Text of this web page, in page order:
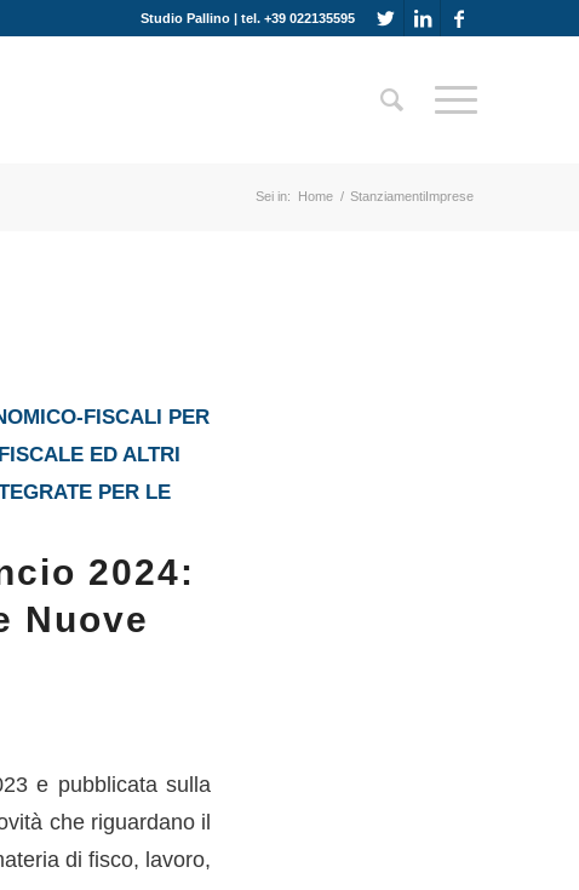
Studio Pallino | tel. +39 022135595
Sei in: Home / StanziamentiImprese
FISCALI PER
ED ALTRI
PER LE
2024:
Nuove
e pubblicata sulla
che riguardano il
di fisco, lavoro,